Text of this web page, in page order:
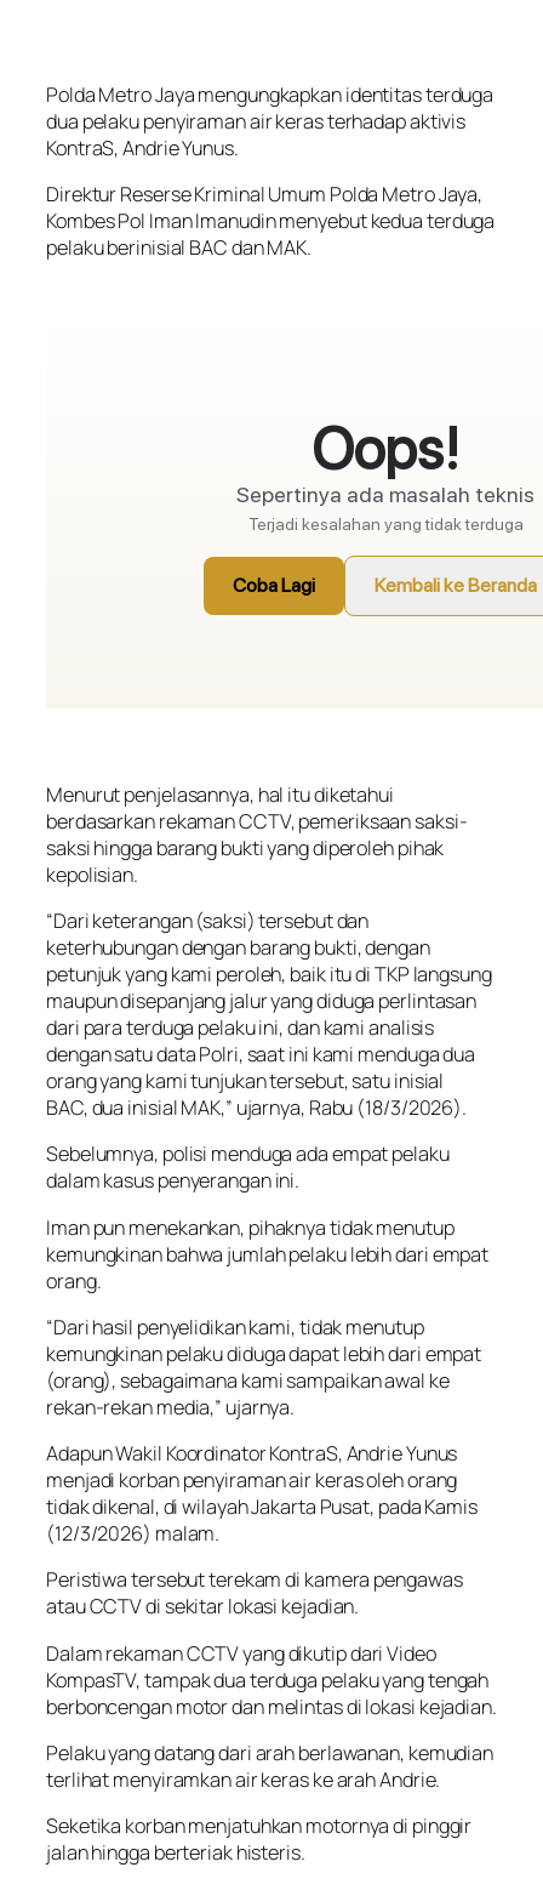
Polda Metro Jaya mengungkapkan identitas terduga
dua pelaku penyiraman air keras terhadap aktivis
KontraS, Andrie Yunus.
Direktur Reserse Kriminal Umum Polda Metro Jaya,
Kombes Pol Iman Imanudin menyebut kedua terduga
pelaku berinisial BAC dan MAK.
Menurut penjelasannya, hal itu diketahui
berdasarkan rekaman CCTV, pemeriksaan saksi-
saksi hingga barang bukti yang diperoleh pihak
kepolisian.
“Dari keterangan (saksi) tersebut dan
keterhubungan dengan barang bukti, dengan
petunjuk yang kami peroleh, baik itu di TKP langsung
maupun disepanjang jalur yang diduga perlintasan
dari para terduga pelaku ini, dan kami analisis
dengan satu data Polri, saat ini kami menduga dua
orang yang kami tunjukan tersebut, satu inisial
BAC, dua inisial MAK,” ujarnya, Rabu (18/3/2026).
Sebelumnya, polisi menduga ada empat pelaku
dalam kasus penyerangan ini.
Iman pun menekankan, pihaknya tidak menutup
kemungkinan bahwa jumlah pelaku lebih dari empat
orang.
“Dari hasil penyelidikan kami, tidak menutup
kemungkinan pelaku diduga dapat lebih dari empat
(orang), sebagaimana kami sampaikan awal ke
rekan-rekan media,” ujarnya.
Adapun Wakil Koordinator KontraS, Andrie Yunus
menjadi korban penyiraman air keras oleh orang
tidak dikenal, di wilayah Jakarta Pusat, pada Kamis
(12/3/2026) malam.
Peristiwa tersebut terekam di kamera pengawas
atau CCTV di sekitar lokasi kejadian.
Dalam rekaman CCTV yang dikutip dari Video
KompasTV, tampak dua terduga pelaku yang tengah
berboncengan motor dan melintas di lokasi kejadian.
Pelaku yang datang dari arah berlawanan, kemudian
terlihat menyiramkan air keras ke arah Andrie.
Seketika korban menjatuhkan motornya di pinggir
jalan hingga berteriak histeris.